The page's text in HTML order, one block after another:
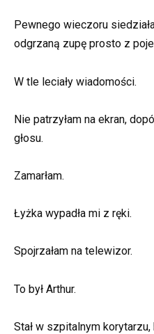
Pewnego wieczoru
odgrzaną zupę prosto z
W tle leciały wiadomości.
Nie patrzyłam na ekran,
głosu.
Zamarłam.
Łyżka wypadła mi z ręki.
Spojrzałam na telewizor.
To był Arthur.
Stał w szpitalnym